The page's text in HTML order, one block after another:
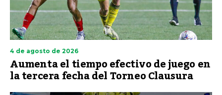
4 de agosto de 2026
Aumenta el tiempo efectivo de juego en
la tercera fecha del Torneo Clausura